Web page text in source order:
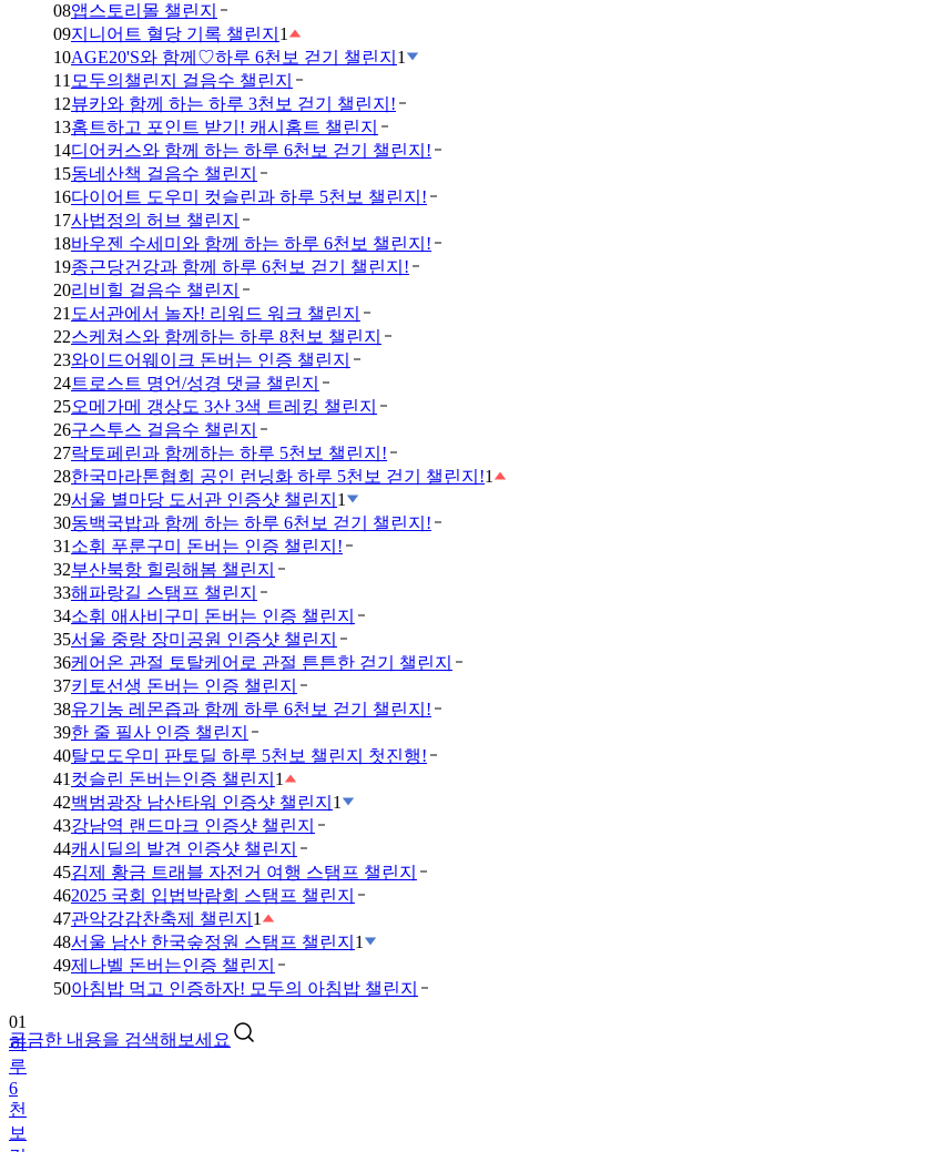
08앱스토리몰 챌린지
09지니어트 혈당 기록 챌린지 1
10AGE20'S와 함께♡하루 6천보 걷기 챌린지 1
11 모두의챌린지 걸음수 챌린지
12뷰카와 함께 하는 하루 3천보 걷기 챌린지!
13홈트하고 포인트 받기! 캐시홈트 챌린지
14디어커스와 함께 하는 하루 6천보 걷기 챌린지!
15동네산책 걸음수 챌린지
16다이어트 도우미 컷슬린과 하루 5천보 챌린지!
17사법정의 허브 챌린지
18바우젠 수세미와 함께 하는 하루 6천보 챌린지!
19종근당건강과 함께 하루 6천보 걷기 챌린지!
20리비힐 걸음수 챌린지
21 도서관에서 놀자! 리워드 워크 챌린지
22스케쳐스와 함께하는 하루 8천보 챌린지
23와이드어웨이크 돈버는 인증 챌린지
24트로스트 명언/성경 댓글 챌린지
25오메가메 갱상도 3산 3색 트레킹 챌린지
26구스투스 걸음수 챌린지
27락토페린과 함께하는 하루 5천보 챌린지!
28한국마라톤협회 공인 런닝화 하루 5천보 걷기 챌린지!1
29서울 별마당 도서관 인증샷 챌린지 1
30동백국밥과 함께 하는 하루 6천보 걷기 챌린지!
31 소휘 푸룬구미 돈버는 인증 챌린지!
32부산북항 힐링해봄 챌린지
33해파랑길 스탬프 챌린지
34소휘 애사비구미 돈버는 인증 챌린지
35서울 중랑 장미공원 인증샷 챌린지
36케어온 관절 토탈케어로 관절 튼튼한 걷기 챌린지
37키토선생 돈버는 인증 챌린지
38유기농 레몬즙과 함께 하루 6천보 걷기 챌린지!
39한 줄 필사 인증 챌린지
40탈모도우미 판토딜 하루 5천보 챌린지 첫진행!
41 컷슬린 돈버는인증 챌린지 1
42백범광장 남산타워 인증샷 챌린지 1
43강남역 랜드마크 인증샷 챌린지
44캐시딜의 발견 인증샷 챌린지
45김제 황금 트래블 자전거 여행 스탬프 챌린지
462025 국회 입법박람회 스탬프 챌린지
47관악강감찬축제 챌린지 1
48서울 남산 한국숲정원 스탬프 챌린지 1
49제나벨 돈버는인증 챌린지
50아침밥 먹고 인증하자! 모두의 아침밥 챌린지
궁금한 내용을 검색해보세요
루
6
천
보
걷
기